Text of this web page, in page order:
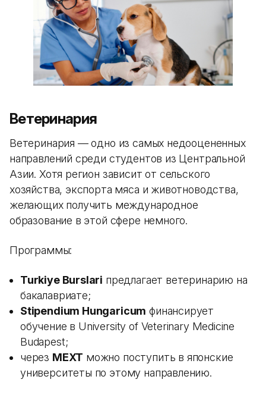
Ветеринария
Ветеринария — одно из самых недооцененных
направлений среди студентов из Центральной
Азии. Хотя регион зависит от сельского
хозяйства, экспорта мяса и животноводства,
желающих получить международное
образование в этой сфере немного.
Программы:
Turkiye Burslari предлагает ветеринарию на
бакалавриате;
Stipendium Hungaricum финансирует
обучение в University of Veterinary Medicine
Budapest;
через MEXT можно поступить в японские
университеты по этому направлению.